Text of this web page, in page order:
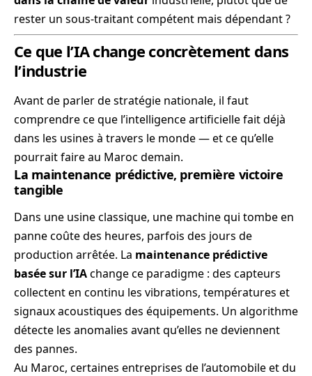
rester un sous-traitant compétent mais dépendant ?
Ce que l’IA change concrètement dans
l’industrie
Avant de parler de stratégie nationale, il faut
comprendre ce que l’intelligence artificielle fait déjà
dans les usines à travers le monde — et ce qu’elle
pourrait faire au Maroc demain.
La maintenance prédictive, première victoire
tangible
Dans une usine classique, une machine qui tombe en
panne coûte des heures, parfois des jours de
production arrêtée. La maintenance prédictive
basée sur l’IAchange ce paradigme : des capteurs
collectent en continu les vibrations, températures et
signaux acoustiques des équipements. Un algorithme
détecte les anomalies avant qu’elles ne deviennent
des pannes.
Au Maroc, certaines entreprises de l’automobile et du